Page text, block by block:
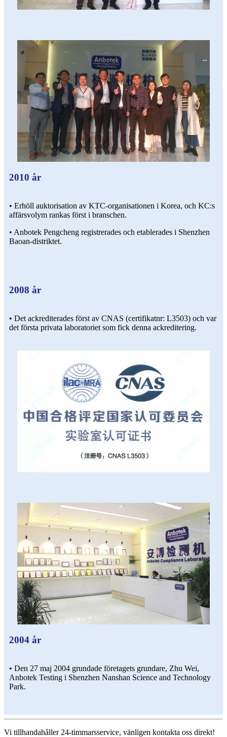
2010 år
• Erhöll auktorisation av KTC-organisationen i Korea, och KC:s
affärsvolym rankas först i branschen.
• Anbotek Pengcheng registrerades och etablerades i Shenzhen
Baoan-distriktet.
2008 år
• Det ackrediterades först av CNAS (certifikatnr: L3503) och var
det första privata laboratoriet som fick denna ackreditering.
2004 år
• Den 27 maj 2004 grundade företagets grundare, Zhu Wei,
Anbotek Testing i Shenzhen Nanshan Science and Technology
Park.
Vi tillhandahåller 24-timmarsservice, vänligen kontakta oss direkt!